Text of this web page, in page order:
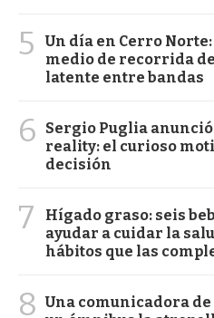
5
Un día en Cerro
medio de recorrida
latente entre bandas
6
Sergio Puglia
reality: el curioso
decisión
7
Hígado graso: seis
ayudar a cuidar la
hábitos que las
8 Una comunicadora de